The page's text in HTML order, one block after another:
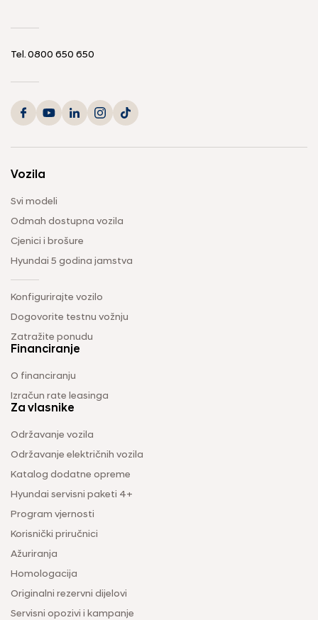
Tel. 0800 650 650
Vozila
Svi modeli
Odmah dostupna vozila
Cjenici i brošure
Hyundai 5 godina jamstva
Konfigurirajte vozilo
Dogovorite testnu vožnju
Zatražite ponudu
Financiranje
O financiranju
Izračun rate leasinga
Za vlasnike
Održavanje vozila
Održavanje električnih vozila
Katalog dodatne opreme
Hyundai servisni paketi 4+
Program vjernosti
Korisnički priručnici
Ažuriranja
Homologacija
Originalni rezervni dijelovi
Servisni opozivi i kampanje